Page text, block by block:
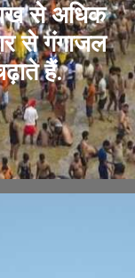
से अधिक
से गंगाजल
हैं.